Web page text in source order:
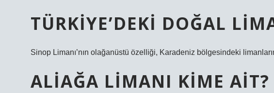
TÜRKIYE’DEKI DOĞAL
Sinop Limanı’nın olağanüstü özelliği, Karadeniz bölgesindeki
ALIAĞA LIMANI KIME AIT?